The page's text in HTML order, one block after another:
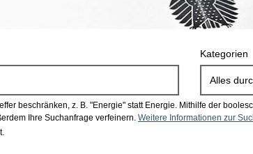
Kategorien
Alles
beschränken, z. B. "Energie" statt Energie. Mithilfe der
Ihre Suchanfrage verfeinern. Weitere Informationen zur